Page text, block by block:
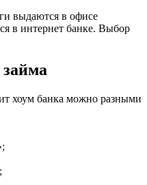
выдаются в офисе
в интернет банке. Выбор
хоум банка можно разными